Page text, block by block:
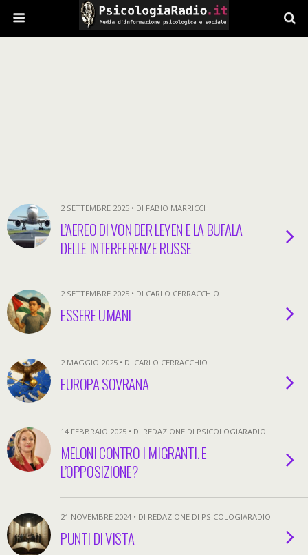
2 SETTEMBRE 2025 • DI FABIO MARRICCHI
L’AEREO DI VON DER LEYEN E LA BUFALA
DELLE INTERFERENZE RUSSE
2 SETTEMBRE 2025 • DI CARLO CERRACCHIO
ESSERE UMANI
2 MAGGIO 2025 • DI CARLO CERRACCHIO
EUROPA SOVRANA
14 FEBBRAIO 2025 • DI REDAZIONE DI PSICOLOGIARADIO
MELONI CONTRO I MIGRANTI. E
L’OPPOSIZIONE?
21 NOVEMBRE 2024 • DI REDAZIONE DI PSICOLOGIARADIO
PUNTI DI VISTA